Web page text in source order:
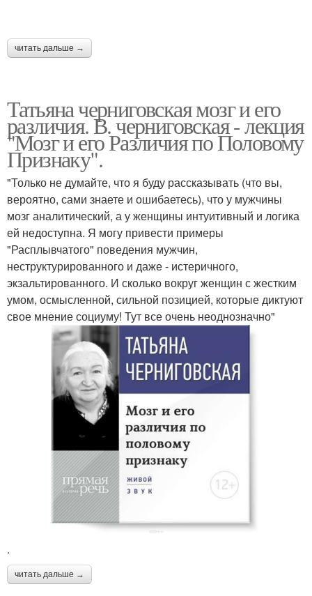
читать дальше →
Татьяна черниговская мозг и его
различия. В. черниговская - лекция
"Мозг и его Различия по Половому
Признаку".
"Только не думайте, что я буду рассказывать (что вы,
вероятно, сами знаете и ошибаетесь), что у мужчины
мозг аналитический, а у женщины интуитивный и логика
ей недоступна. Я могу привести примеры
"Расплывчатого" поведения мужчин,
неструктурированного и даже - истеричного,
экзальтированного. И сколько вокруг женщин с жестким
умом, осмысленной, сильной позицией, которые диктуют
свое мнение социуму! Тут все очень неоднозначно"
.
читать дальше →